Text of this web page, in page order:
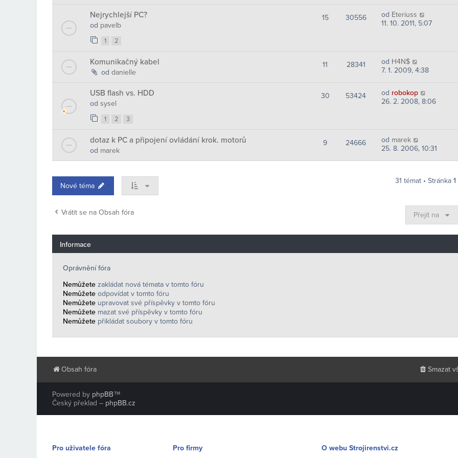
Nejrychlejší PC?
od pavelb
1 2
15 30556 od Eteriuss
11. 10. 2011, 5:07
Komunikačný kabel
od danielle
11 28341 od H4N$
7. 1. 2009, 4:38
USB flash vs. HDD
od sysel
1 2 3
30 53424 od robokop
26. 2. 2008, 8:06
dotaz k PC a připojení ovládání krok. motorů
od marek
9 24666 od marek
25. 8. 2006, 10:31
Nové téma
31 témat • Stránka 1
Vrátit se na Obsah fóra Přejít na
Informace
Oprávnění fóra
Nemůžete zakládat nová témata v tomto fóru
Nemůžete odpovídat v tomto fóru
Nemůžete upravovat své příspěvky v tomto fóru
Nemůžete mazat své příspěvky v tomto fóru
Nemůžete přikládat soubory v tomto fóru
Obsah fóra Smazat
Powered by phpBB™
Český překlad – phpBB.cz
Pro uživatele fóra Pro firmy O webu Strojirenstvi.cz